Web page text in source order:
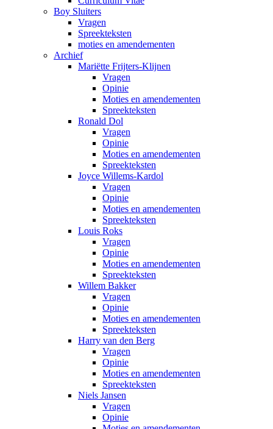
Boy Sluiters
Vragen
Spreekteksten
moties en amendementen
Archief
Mariëtte Frijters-Klijnen
Vragen
Opinie
Moties en amendementen
Spreekteksten
Ronald Dol
Vragen
Opinie
Moties en amendementen
Spreekteksten
Joyce Willems-Kardol
Vragen
Opinie
Moties en amendementen
Spreekteksten
Louis Roks
Vragen
Opinie
Moties en amendementen
Spreekteksten
Willem Bakker
Vragen
Opinie
Moties en amendementen
Spreekteksten
Harry van den Berg
Vragen
Opinie
Moties en amendementen
Spreekteksten
Niels Jansen
Vragen
Opinie